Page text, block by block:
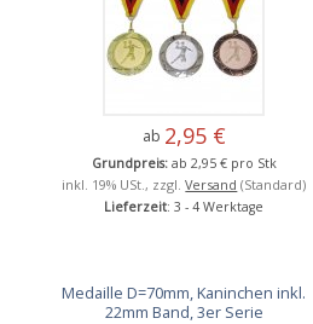
ab 2,95 €
Grundpreis: ab 2,95 € pro Stk
inkl. 19% USt., zzgl.Versand (Standard)
Lieferzeit: 3 - 4 Werktage
Medaille D=70mm, Kaninchen inkl.
22mm Band, 3er Serie